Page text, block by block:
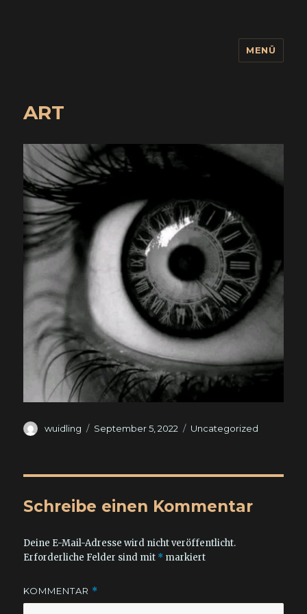
MENÜ
ART
Autor
wuidling
Veröffentlicht
September 5, 2022 Kategorien
Uncategorized
Schreibe einen Kommentar
Deine E-Mail-Adresse wird nicht veröffentlicht.
Erforderliche Felder sind mit * markiert
KOMMENTAR *